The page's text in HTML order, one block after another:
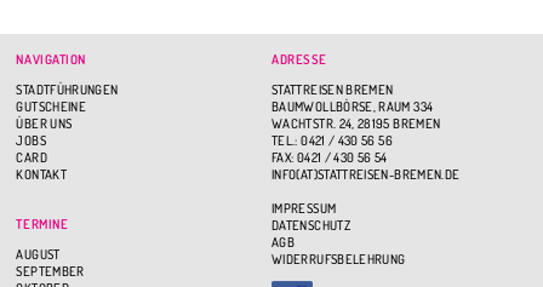
NAVIGATION
STADTFÜHRUNGEN
GUTSCHEINE
ÜBER UNS
JOBS
CARD
KONTAKT
TERMINE
AUGUST
SEPTEMBER
ADRESSE
STATTREISEN BREMEN
BAUMWOLLBÖRSE, RAUM 334
WACHTSTR. 24, 28195 BREMEN
TEL.: 0421 / 430 56 56
FAX: 0421 / 430 56 54
INFO(AT)STATTREISEN-BREMEN.DE
IMPRESSUM
DATENSCHUTZ
AGB
WIDERRUFSBELEHRUNG